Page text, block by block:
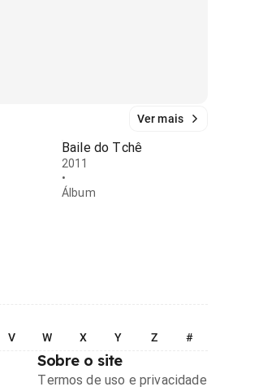
Ver mais
Baile do Tchê
2011
•
Álbum
V W X Y Z #
Sobre o site
Termos de uso e privacidade